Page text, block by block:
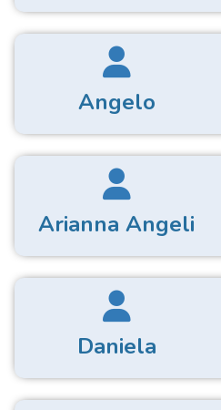
Angelo
Arianna Angeli
Daniela